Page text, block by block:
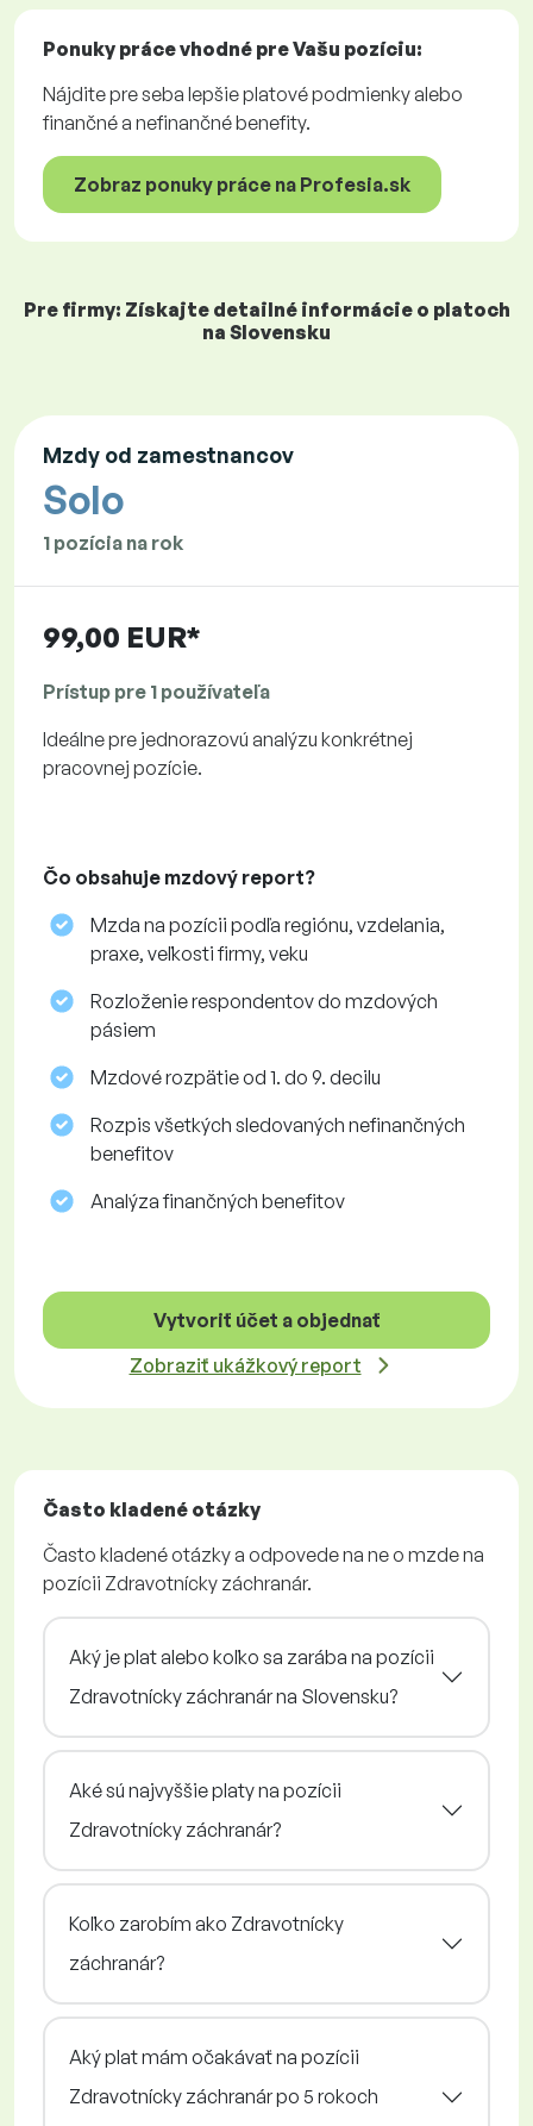
Ponuky prácevhodné pre Vašu pozíciu:
Nájdite pre seba lepšie platové podmienky alebo
finančné a nefinančné benefity.
Zobraz ponuky práce na Profesia.sk
Pre firmy: Získajte detailné informácie o platoch
na Slovensku
Mzdy od zamestnancov
Solo
1 pozícia na rok
99,00 EUR*
Prístup pre 1 používateľa
Ideálne pre jednorazovú analýzu konkrétnej
pracovnej pozície.
Čo obsahuje mzdový report?
Mzda na pozícii podľa regiónu, vzdelania,
praxe, veľkosti firmy, veku
Rozloženie respondentov do mzdových
pásiem
Mzdové rozpätie od 1. do 9. decilu
Rozpis všetkých sledovaných nefinančných
benefitov
Analýza finančných benefitov
Vytvoriť účet a objednať
Zobraziť ukážkový report
Často kladené otázky
Často kladené otázky a odpovede na ne o mzde na
pozícii Zdravotnícky záchranár.
Aký je plat alebo koľko sa zarába na pozícii
Zdravotnícky záchranár na Slovensku?
Aké sú najvyššie platy na pozícii
Zdravotnícky záchranár?
Koľko zarobím ako Zdravotnícky
záchranár?
Aký plat mám očakávať na pozícii
Zdravotnícky záchranár po 5 rokoch